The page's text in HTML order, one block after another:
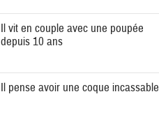
Il vit en couple avec une poupée
depuis 10 ans
Il pense avoir une coque incassable